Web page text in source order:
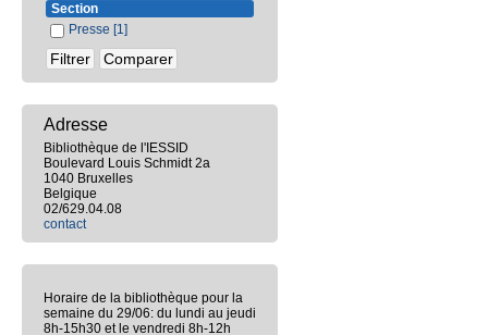
Section
Presse [1]
Adresse
Bibliothèque de l'IESSID
Boulevard Louis Schmidt 2a
1040 Bruxelles
Belgique
02/629.04.08
contact
Horaire de la bibliothèque pour la
semaine du 29/06: du lundi au jeudi
8h-15h30 et le vendredi 8h-12h